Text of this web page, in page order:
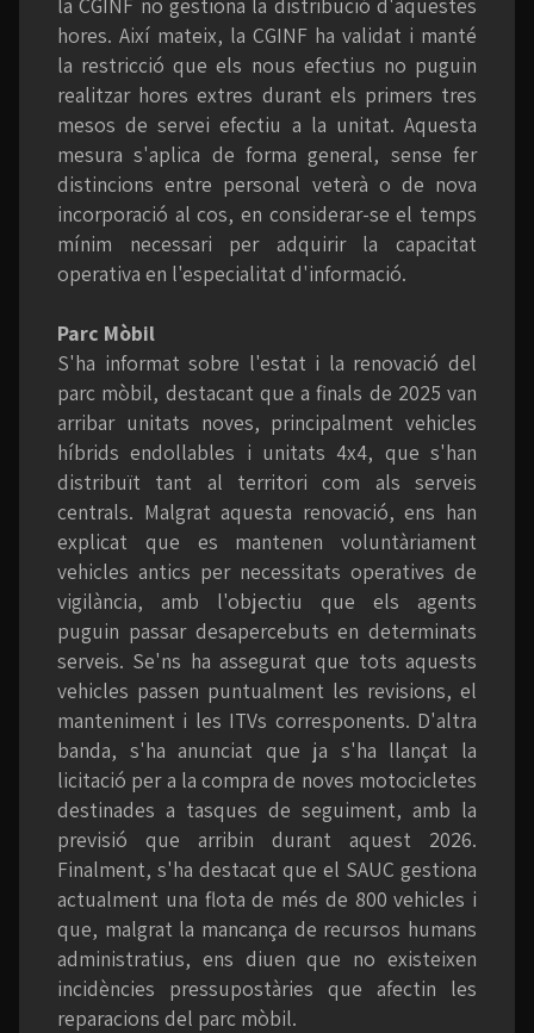
hores. Així mateix, la CGINF ha validat i manté
la restricció que els nous efectius no puguin
realitzar hores extres durant els primers tres
mesos de servei efectiu a la unitat. Aquesta
mesura s'aplica de forma general, sense fer
distincions entre personal veterà o de nova
incorporació al cos, en considerar-se el temps
mínim necessari per adquirir la capacitat
operativa en l'especialitat d'informació.
Parc Mòbil
S'ha informat sobre l'estat i la renovació del
parc mòbil, destacant que a finals de 2025 van
arribar unitats noves, principalment vehicles
híbrids endollables i unitats 4x4, que s'han
distribuït tant al territori com als serveis
centrals. Malgrat aquesta renovació, ens han
explicat que es mantenen voluntàriament
vehicles antics per necessitats operatives de
vigilància, amb l'objectiu que els agents
puguin passar desapercebuts en determinats
serveis. Se'ns ha assegurat que tots aquests
vehicles passen puntualment les revisions, el
manteniment i les ITVs corresponents. D'altra
banda, s'ha anunciat que ja s'ha llançat la
licitació per a la compra de noves motocicletes
destinades a tasques de seguiment, amb la
previsió que arribin durant aquest 2026.
Finalment, s'ha destacat que el SAUC gestiona
actualment una flota de més de 800 vehicles i
que, malgrat la mancança de recursos humans
administratius, ens diuen que no existeixen
incidències pressupostàries que afectin les
reparacions del parc mòbil.